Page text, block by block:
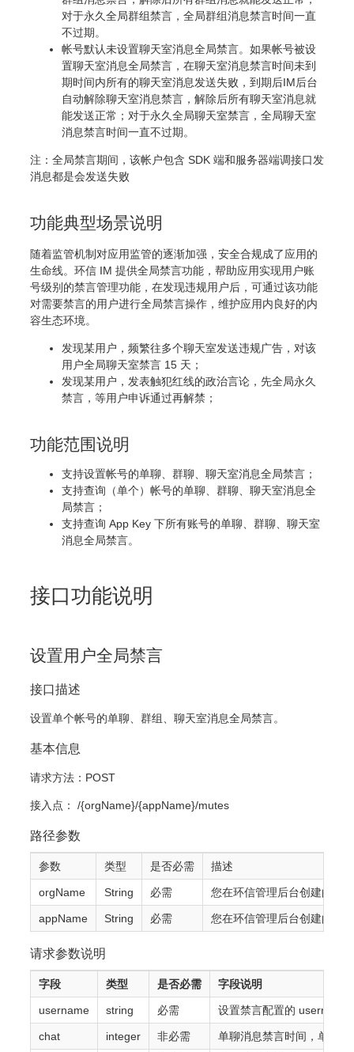
对于永久全局群组禁言，全局群组消息禁言时间一直
不过期。
帐号默认未设置聊天室消息全局禁言。如果帐号被设
置聊天室消息全局禁言，在聊天室消息禁言时间未到
期时间内所有的聊天室消息发送失败，到期后IM后台
自动解除聊天室消息禁言，解除后所有聊天室消息就
能发送正常；对于永久全局聊天室禁言，全局聊天室
消息禁言时间一直不过期。
注：全局禁言期间，该帐户包含 SDK 端和服务器端调接口发
消息都是会发送失败
功能典型场景说明
随着监管机制对应用监管的逐渐加强，安全合规成了应用的
生命线。环信 IM 提供全局禁言功能，帮助应用实现用户账
号级别的禁言管理功能，在发现违规用户后，可通过该功能
对需要禁言的用户进行全局禁言操作，维护应用内良好的内
容生态环境。
发现某用户，频繁往多个聊天室发送违规广告，对该
用户全局聊天室禁言 15 天；
发现某用户，发表触犯红线的政治言论，先全局永久
禁言，等用户申诉通过再解禁；
功能范围说明
支持设置帐号的单聊、群聊、聊天室消息全局禁言；
支持查询（单个）帐号的单聊、群聊、聊天室消息全
局禁言；
支持查询 App Key 下所有账号的单聊、群聊、聊天室
消息全局禁言。
接口功能说明
设置用户全局禁言
接口描述
设置单个帐号的单聊、群组、聊天室消息全局禁言。
基本信息
请求方法：POST
接入点： /{orgName}/{appName}/mutes
路径参数
参数 类型 是否必需 描述
orgName String 必需 您在环信管理后台创建的的
appName String 必需 您在环信管理后台创建的
请求参数说明
字段 类型 是否必需 字段说明
username string 必需 设置禁言配置的 username
chat integer 非必需 单聊消息禁言时间，单位